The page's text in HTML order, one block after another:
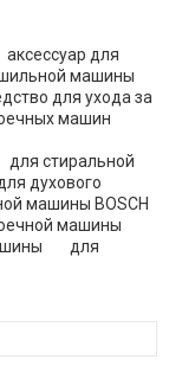
аксессуар для
машины
для ухода за
машин
для стиральной
духового
машины BOSCH
машины
для